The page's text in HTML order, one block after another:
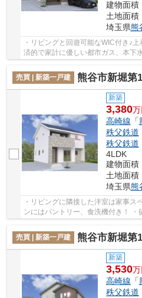
建物面積
土地面積
埼玉県熊
・リビングと回遊可能なWIC付き♪
済的で家計に優しい都市ガス、本下
買い物に便利な立地で
売買 | 新築一戸建
熊谷市新堀第15期 ワイウ
新築
3,380万
高崎線 「
秩父鉄道
秩父鉄道
4LDK
建物面積
土地面積
埼玉県熊
・リビングに隣接した洋室は家事
ンにはパントリー、食洗機付き！
売買 | 新築一戸建
熊谷市新堀第15期 ワイウ
新築
3,530万
高崎線 「
秩父鉄道